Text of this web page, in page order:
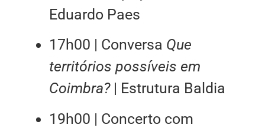
Eduardo Paes
17h00 | Conversa Que
territórios possíveis em
Coimbra?| Estrutura Baldia
19h00 | Concerto com